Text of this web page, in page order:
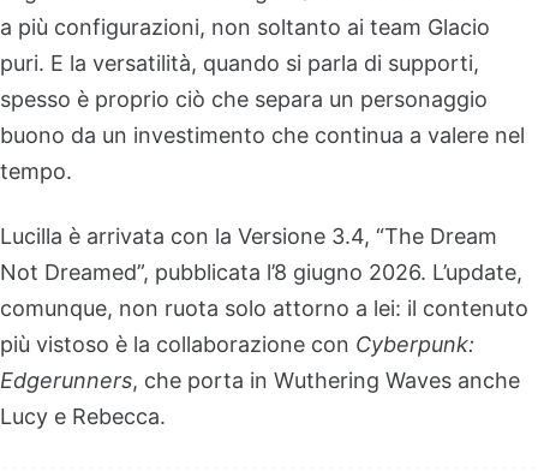
a più configurazioni, non soltanto ai team Glacio
puri. E la versatilità, quando si parla di supporti,
spesso è proprio ciò che separa un personaggio
buono da un investimento che continua a valere nel
tempo.
Lucilla è arrivata con la Versione 3.4, “The Dream
Not Dreamed”, pubblicata l’8 giugno 2026. L’update,
comunque, non ruota solo attorno a lei: il contenuto
più vistoso è la collaborazione con Cyberpunk:
Edgerunners, che porta in Wuthering Waves anche
Lucy e Rebecca.